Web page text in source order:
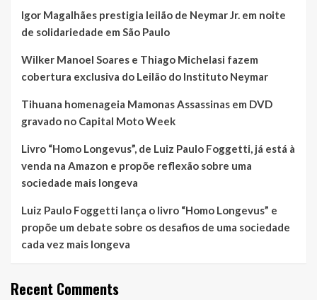
Igor Magalhães prestigia leilão de Neymar Jr. em noite
de solidariedade em São Paulo
Wilker Manoel Soares e Thiago Michelasi fazem
cobertura exclusiva do Leilão do Instituto Neymar
Tihuana homenageia Mamonas Assassinas em DVD
gravado no Capital Moto Week
Livro “Homo Longevus”, de Luiz Paulo Foggetti, já está à
venda na Amazon e propõe reflexão sobre uma
sociedade mais longeva
Luiz Paulo Foggetti lança o livro “Homo Longevus” e
propõe um debate sobre os desafios de uma sociedade
cada vez mais longeva
Recent Comments